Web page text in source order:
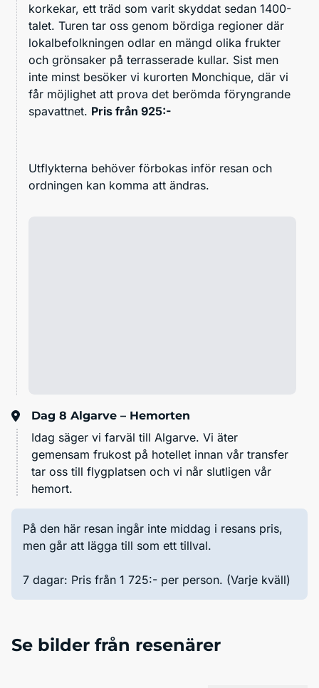
korkekar, ett träd som varit skyddat sedan 1400-
talet. Turen tar oss genom bördiga regioner där
lokalbefolkningen odlar en mängd olika frukter
och grönsaker på terrasserade kullar. Sist men
inte minst besöker vi kurorten Monchique, där vi
får möjlighet att prova det berömda föryngrande
spavattnet. Pris från 925:-
Utflykterna behöver förbokas inför resan och
ordningen kan komma att ändras.
Dag 8 Algarve – Hemorten
Idag säger vi farväl till Algarve. Vi äter
gemensam frukost på hotellet innan vår transfer
tar oss till flygplatsen och vi når slutligen vår
hemort.
På den här resan ingår inte middag i resans pris,
men går att lägga till som ett tillval.
7 dagar: Pris från 1 725:- per person. (Varje kväll)
Se bilder från resenärer